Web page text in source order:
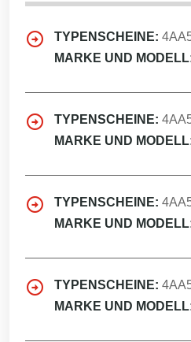
TYPENSCHEINE:
MARKE UND
TYPENSCHEINE:
MARKE UND
TYPENSCHEINE:
MARKE UND
TYPENSCHEINE:
MARKE UND